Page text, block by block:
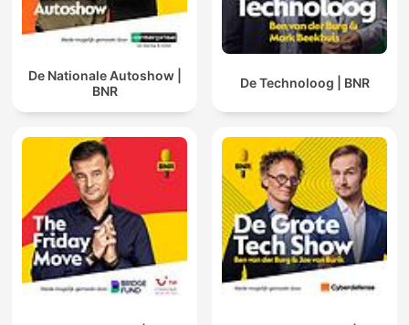
De Nationale Autoshow |
BNR
De Technoloog | BNR